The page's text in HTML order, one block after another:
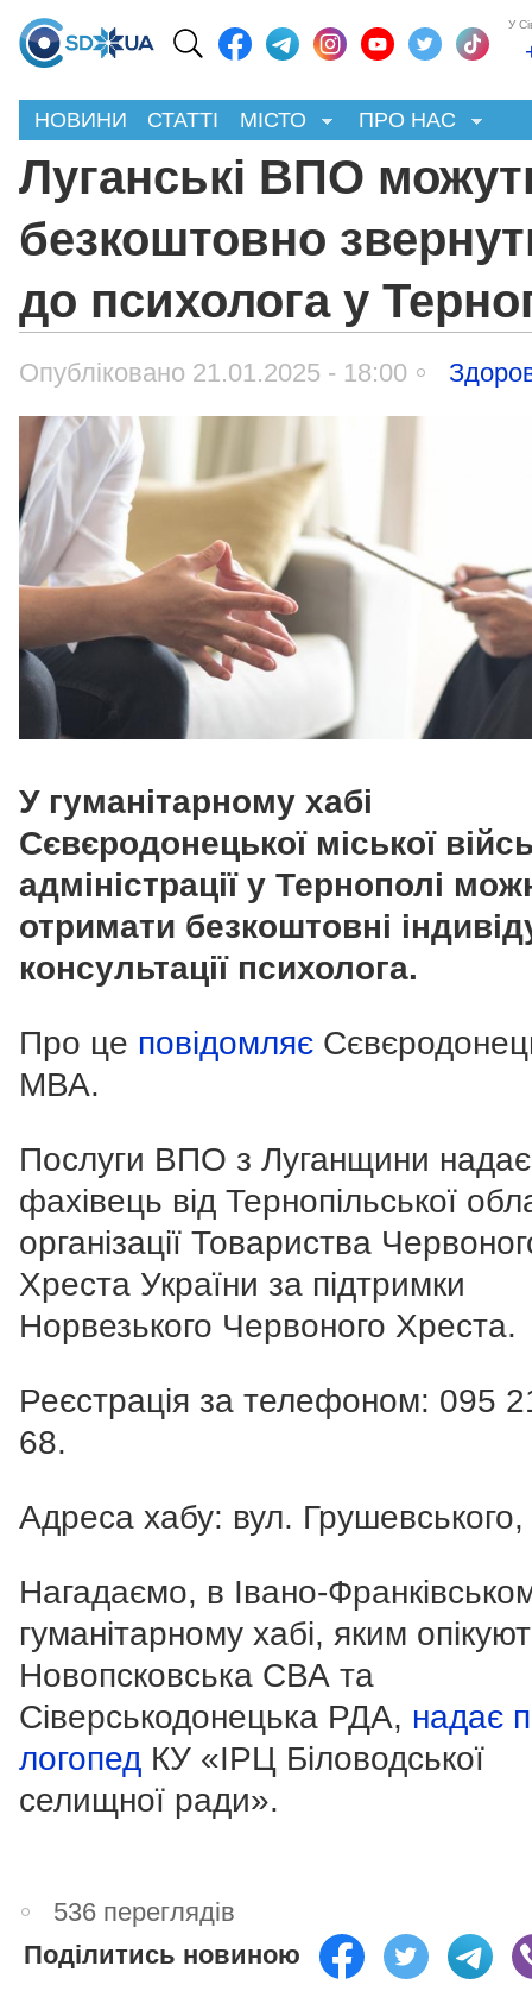
У
НОВИНИ СТАТТІ МІСТО ПРО НАС
Луганські ВПО
безкоштовно
до психолога у
Опубліковано 21.01.2025 - 18:00
У гуманітарному хабі
Сєвєродонецької міської
адміністрації у Тернополі
отримати безкоштовні
консультації психолога.
Про це повідомляє
МВА.
Послуги ВПО з Луганщини надає
фахівець від Тернопільської
організації Товариства
Хреста України за підтримки
Норвезького Червоного Хреста.
Реєстрація за телефоном: 095
68.
Адреса хабу: вул.
Нагадаємо, в Івано-
гуманітарному хабі, яким
Новопсковська СВА та
Сіверськодонецька РДА, надає
логопед КУ «ІРЦ Біловодської
селищної ради».
536 переглядів
Поділитись новиною